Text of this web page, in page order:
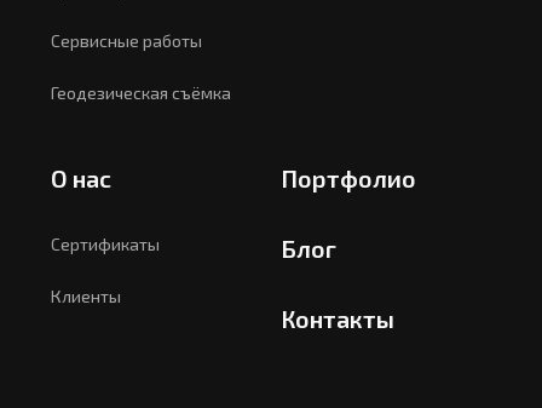
Сервисные работы
Геодезическая съёмка
О нас
Сертификаты
Клиенты
Портфолио
Блог
Контакты